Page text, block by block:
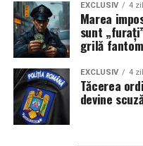
EXCLUSIV 4
Marea
sunt
grilă
EXCLUSIV 4
Tăcerea
devine